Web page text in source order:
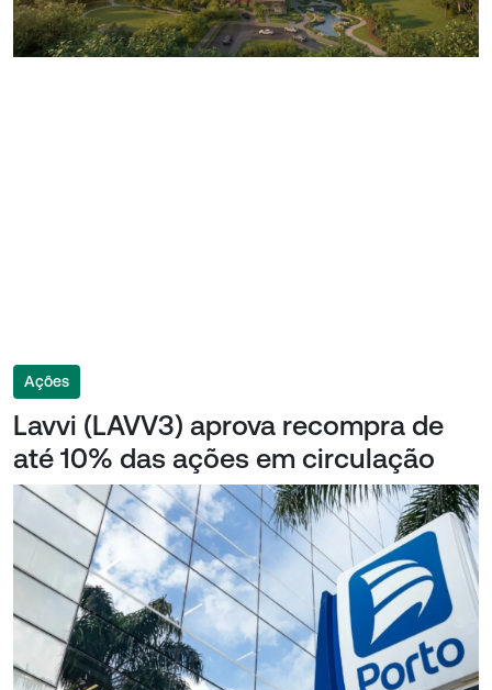
Ações
Lavvi (LAVV3) aprova recompra de
até 10% das ações em circulação